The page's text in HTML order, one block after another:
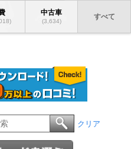
中古車
(3,634)
すべて
クリア